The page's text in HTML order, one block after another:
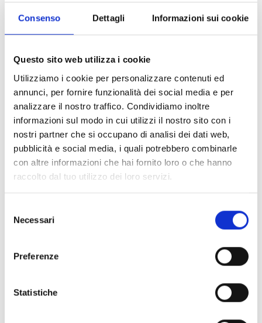
Consenso Dettagli Informazioni sui cookie
Questo sito web utilizza i cookie
Utilizziamo i cookie per personalizzare contenuti ed
annunci, per fornire funzionalità dei social media e per
analizzare il nostro traffico. Condividiamo inoltre
informazioni sul modo in cui utilizzi il nostro sito con i
nostri partner che si occupano di analisi dei dati web,
pubblicità e social media, i quali potrebbero combinarle
con altre informazioni che hai fornito loro o che hanno
raccolto dal tuo utilizzo dei loro servizi.
delNecessari
Preferenze
Statistiche
nKey, nBoss et nCard
Radiocommandes Air2
Ce produit vous intéresse ?
plus
distributeur